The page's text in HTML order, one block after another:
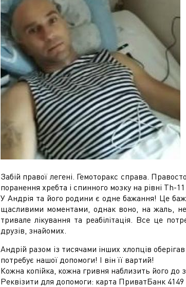
Забій правої легені. Гемоторакс справа.
поранення хребта і спинного мозку на рівні Th-
У Андрія та його родини є одне бажання! Це
щасливими моментами, однак воно, на жаль, не
тривале лікування та реабілітація. Все це
друзів, знайомих.
Андрій разом із тисячами інших хлопців
потребує нашої допомоги! І він її вартий!
Кожна копійка, кожна гривня наблизить його до
Реквізити для допомоги: карта ПриватБанк